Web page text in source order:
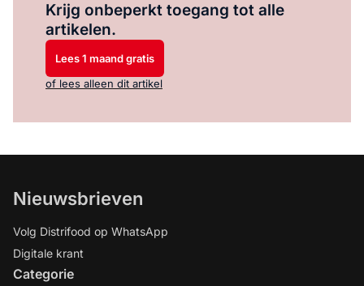
Krijg onbeperkt toegang tot alle
artikelen.
Lees 1 maand gratis
of lees alleen dit artikel
Nieuwsbrieven
Volg Distrifood op WhatsApp
Digitale krant
Categorie